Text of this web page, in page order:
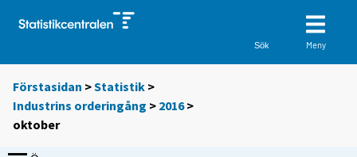
Sök Meny
Förstasidan >Statistik >
Industrins orderingång > 2016>
oktober